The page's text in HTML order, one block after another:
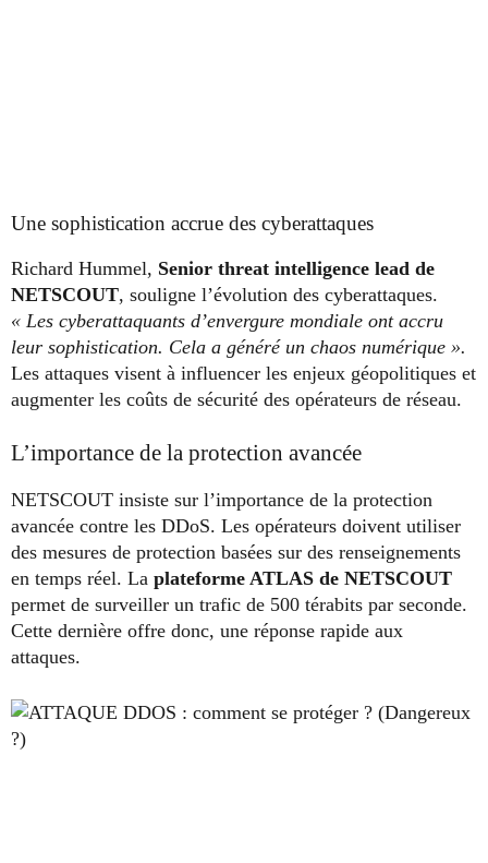
Une sophistication accrue des cyberattaques
Richard Hummel, Senior threat intelligence lead de
NETSCOUT, souligne l’évolution des cyberattaques.
« Les cyberattaquants d’envergure mondiale ont accru
leur sophistication. Cela a généré un chaos numérique ».
Les attaques visent à influencer les enjeux géopolitiques et
augmenter les coûts de sécurité des opérateurs de réseau.
L’importance de la protection avancée
NETSCOUT insiste sur l’importance de la protection
avancée contre les DDoS. Les opérateurs doivent utiliser
des mesures de protection basées sur des renseignements
en temps réel. La plateforme ATLAS de NETSCOUT
permet de surveiller un trafic de 500 térabits par seconde.
Cette dernière offre donc, une réponse rapide aux
attaques.